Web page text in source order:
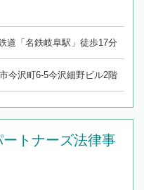
道「名鉄岐阜駅」徒歩17分
今沢町6-5今沢細野ビル2階
トナーズ法律事